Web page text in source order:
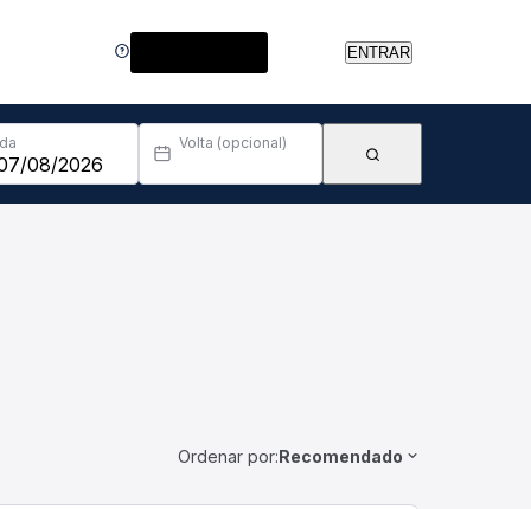
ENTRAR
Volta (opcional)
Ordenar por:Recomendado